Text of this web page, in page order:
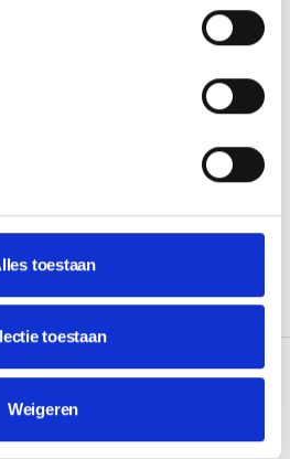
toestaan
toestaan
Weigerenmet persoonlijk advies.
vanaf €699 of €65 per